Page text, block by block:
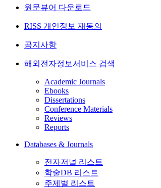
원문뷰어 다운로드
RISS 개인정보 재동의
공지사항
해외전자정보서비스 검색
Academic Journals
Ebooks
Dissertations
Conference Materials
Reviews
Reports
Databases & Journals
전자저널 리스트
학술DB 리스트
주제별 리스트